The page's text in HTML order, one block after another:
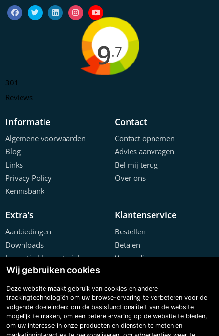
9.7
301
Reviews
Informatie
Algemene voorwaarden
Blog
Links
Privacy Policy
Kennisbank
Contact
Contact opnemen
Advies aanvragen
Bel mij terug
Over ons
Extra's
Aanbiedingen
Downloads
Inspectie klimmaterialen
Offerte configurator
Projecten
Klantenservice
Bestellen
Betalen
Verzending
Klachten
Wij gebruiken cookies
Deze website maakt gebruik van cookies en andere
trackingtechnologiën om uw browse-ervaring te verbeteren voor de
volgende doeleinden: om de basisfunctionaliteit van de website
mogelijk te maken, om een betere ervaring op de website te bieden,
om uw interesse in onze producten en diensten te meten en